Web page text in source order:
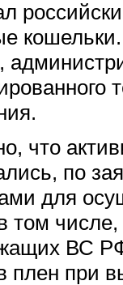
что
по
для
том
ВС
плен при